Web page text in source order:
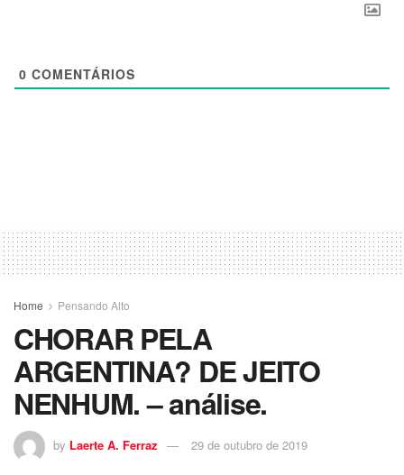
0 COMENTÁRIOS
Home Pensando Alto
CHORAR PELA
ARGENTINA? DE JEITO
NENHUM. – análise.
by Laerte A. Ferraz 29 de outubro de 2019